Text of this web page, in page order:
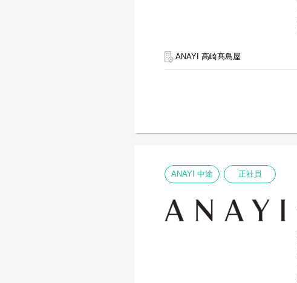
ANAYI 高崎髙島屋
ANAYI 中途 正社員